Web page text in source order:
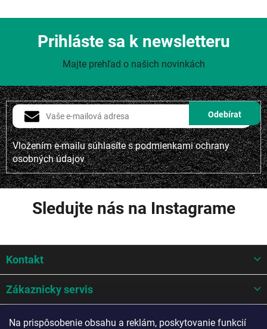
Na prispôsobenie obsahu a reklám, poskytovanie funkcií
Vložením e-mailu súhlasíte spodmienkami ochrany
osobných údajov
Prihláste sa k newsletteru
Majte prehľad o našich novinkách
Sledujte nás na Instagrame
p
t
Kontakt
Zákaznicky servis
Mohlo by sa hodit